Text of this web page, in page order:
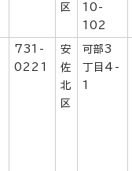
区
10-
102
731-
0221
安
佐
北
区
可部3
丁目4-
1